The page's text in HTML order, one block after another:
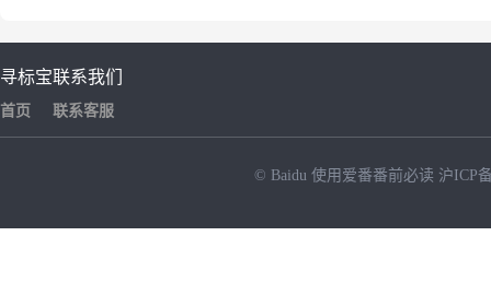
寻标宝
首页
联系我们
联系客服
© Baidu 使用爱番番前必读 沪ICP